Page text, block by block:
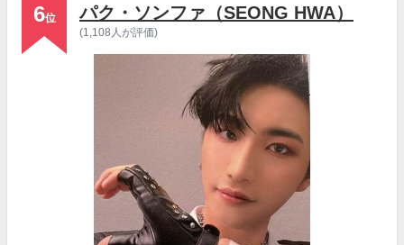
6位 パク・ソンファ（SEONG HWA）
(1,108人が評価)